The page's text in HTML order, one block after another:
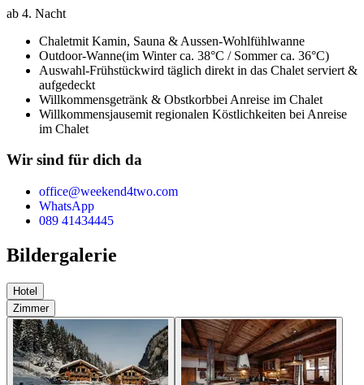
ab 4. Nacht
Chaletmit Kamin, Sauna & Aussen-Wohlfühlwanne
Outdoor-Wanne(im Winter ca. 38°C / Sommer ca. 36°C)
Auswahl-Frühstückwird täglich direkt in das Chalet serviert &
aufgedeckt
Willkommensgetränk & Obstkorbbei Anreise im Chalet
Willkommensjausemit regionalen Köstlichkeiten bei Anreise
im Chalet
Wir sind für dich da
office@weekend4two.com
WhatsApp
089 41434445
Bildergalerie
Hotel
Zimmer